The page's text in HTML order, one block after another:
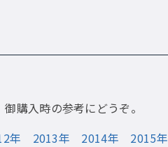
購入時の参考にどうぞ。
年 2013年 2014年 2015年